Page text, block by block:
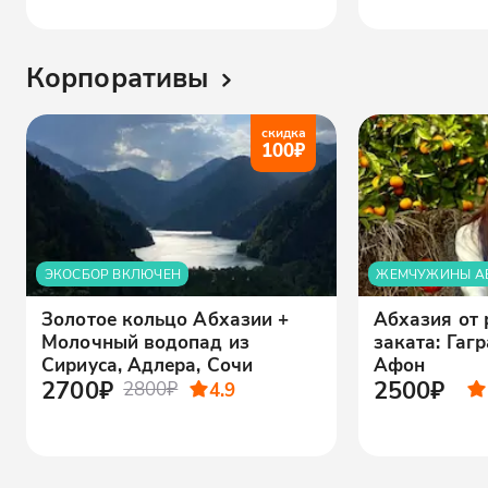
Корпоративы
скидка
100₽
ЭКОСБОР ВКЛЮЧЕН
Золотое кольцо Абхазии +
Молочный водопад из
Сириуса, Адлера, Сочи
2700₽ 2800₽ 4.9
ЖЕМЧУЖИНЫ
Абхазия от
заката:
Афон
2500₽